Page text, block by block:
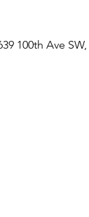
100th Ave SW,